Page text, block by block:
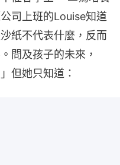
司上班的Louise知道
紙不代表什麼，反而
問及孩子的未來，
但她只知道：